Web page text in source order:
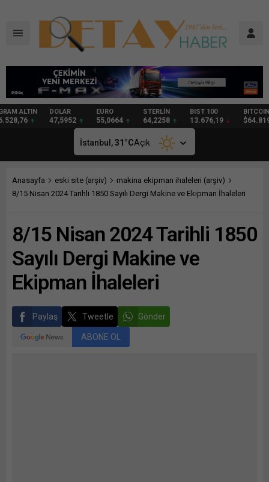
DOLAR
47,5952
EURO
55,0664
STERLİN
64,2258
BIST 100
13.676,19
BITCOIN
$64.819
GRAM
94,64
İstanbul,31 °CAçık
Anasayfa eski site (arşiv)
makina ekipman ihaleleri (arşiv)
8/15 Nisan 2024 Tarihli 1850 Sayılı Dergi Makine ve Ekipman İhaleleri
8/15 Nisan 2024 Tarihli 1850
Sayılı Dergi Makine ve
Ekipman İhaleleri
Paylaş Tweetle Gönder
ABONE OL